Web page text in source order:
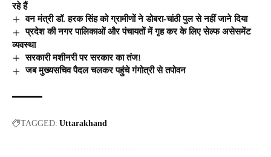
रहे हैं
वन मंत्री डॉ. हरक सिंह को ग्रामीणों ने डोबरा-चांठी पुल से नहीं जाने दिया
प्रदेश की नगर पालिकाओं और पंचायतों में गृह कर के लिए सेल्फ असेसमेंट
व्यवस्था
सरकारी मशीनरी पर सरकार का तंज!
जब मुख्यसचिव पैदल चलकर पहुंचे गंगोत्री से तपोवन
TAGGED: Uttarakhand